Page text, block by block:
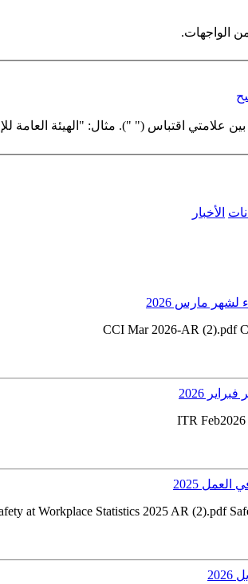
الواجهات.
علامتي اقتباس (" "). مثال: "الهيئة العامة
الأخبار
لشهر مارس 2026
2026
ITR
2025